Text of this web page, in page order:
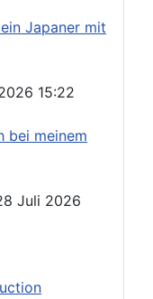
Japaner mit
15:22
bei meinem
Juli 2026